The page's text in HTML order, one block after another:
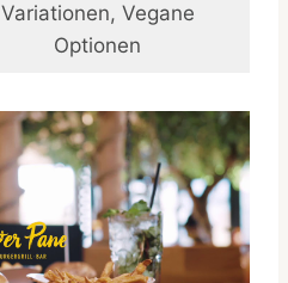
Variationen, Vegane
Optionen